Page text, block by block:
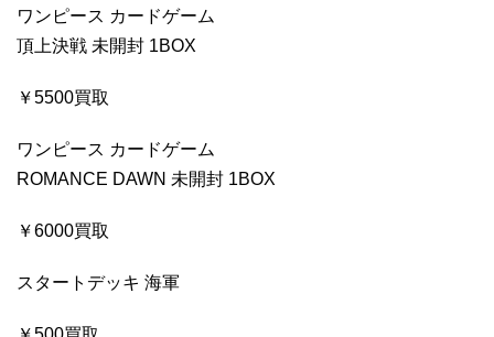
ワンピース カードゲーム
頂上決戦 未開封 1BOX
￥5500買取
ワンピース カードゲーム
ROMANCE DAWN 未開封 1BOX
￥6000買取
スタートデッキ 海軍